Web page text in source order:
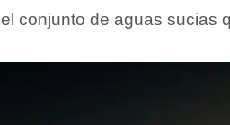
el conjunto de aguas sucias